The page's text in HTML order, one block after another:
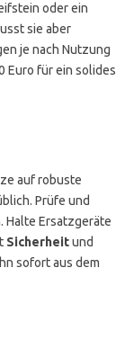
oder ein
sie aber
je nach Nutzung
Euro für ein solides
auf robuste
Prüfe und
Halte Ersatzgeräte
Sicherheitund
sofort aus dem